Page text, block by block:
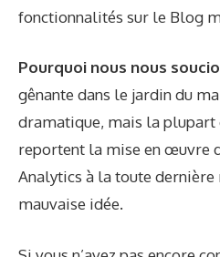
fonctionnalités sur le Blog
Pourquoi nous nous
gênante dans le jardin du
dramatique, mais la plupart
reportent la mise en œuvre
Analytics à la toute dernière
mauvaise idée.